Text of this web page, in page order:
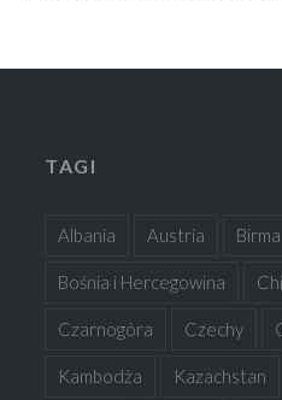
TAGI
Albania Austria Birma
Bośnia i Hercegowina
Czarnogóra Czechy
Kambodża Kazachstan